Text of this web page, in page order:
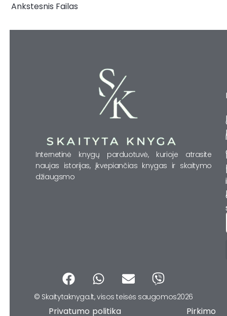
Ankstesnis Failas
Internetinė knygų parduotuvė, kurioje atrasite
naujas istorijas, įkvepiančias knygas ir skaitymo
džiaugsmo
F
a
c
W
h
a
E
n
v
V
b
© Skaitytaknyga.lt, visos teisės saugomos2026
Privatumo politika Pirkimo